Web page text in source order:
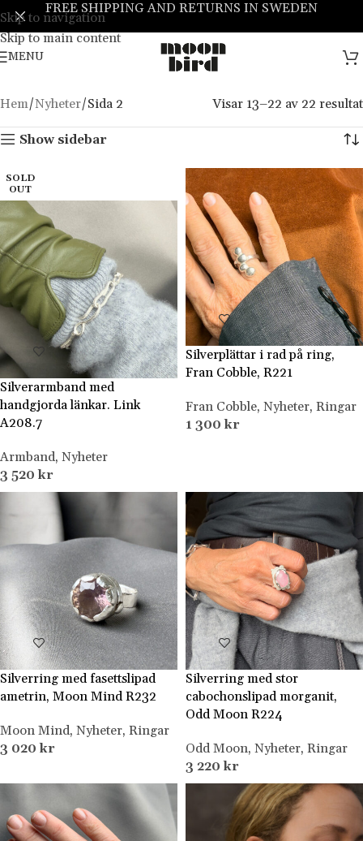
Skip to navigation
Skip to main content
FREE SHIPPING AND RETURNS IN SWEDEN
MENU
Hem Nyheter Sida 2 Visar 13–22 av 22 resultat
Show sidebar
SOLD
OUT
Silverarmband med
handgjorda länkar. Link
A208.7
Armband, Nyheter
3 520kr
Silverplättar i rad på ring,
Fran Cobble, R221
Fran Cobble, Nyheter, Ringar
1 300kr
Silverring med fasettslipad
ametrin, Moon Mind R232
Moon Mind, Nyheter, Ringar
3 020kr
Silverring med stor
cabochonslipad morganit,
Odd Moon R224
Odd Moon, Nyheter, Ringar
3 220kr